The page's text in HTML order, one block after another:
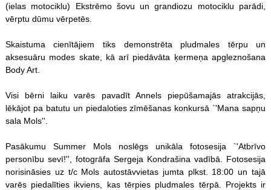
(ielas motociklu) Ekstrēmo šovu un grandiozu motociklu parādi,
vērptu dūmu vērpetēs.
Skaistuma cienītājiem tiks demonstrēta pludmales tērpu un
aksesuāru modes skate, kā arī piedāvāta ķermeņa apgleznošana
Body Art.
Visi bērni laiku varēs pavadīt Annels piepūšamajās atrakcijās,
lēkājot pa batutu un piedaloties zīmēšanas konkursā `'Mana sapņu
sala Mols''.
Pasākumu Summer Mols noslēgs unikāla fotosesija `'Atbrīvo
personību sevī!'', fotogrāfa Sergeja Kondrašina vadībā. Fotosesija
norisināsies uz t/c Mols autostāvvietas jumta plkst. 18:00 un tajā
varēs piedalīties ikviens, kas tērpies pludmales tērpā. Projekts ir